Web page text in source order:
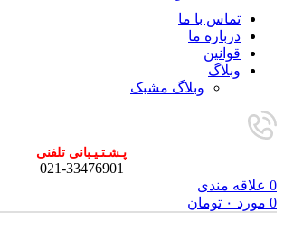
تماس با ما
درباره ما
قوانین
وبلاگ
وبلاگ مشبک
پـشـتـیـبانی تلفنی
021-33476901
0 علاقه مندی
0 مورد ۰ تومان